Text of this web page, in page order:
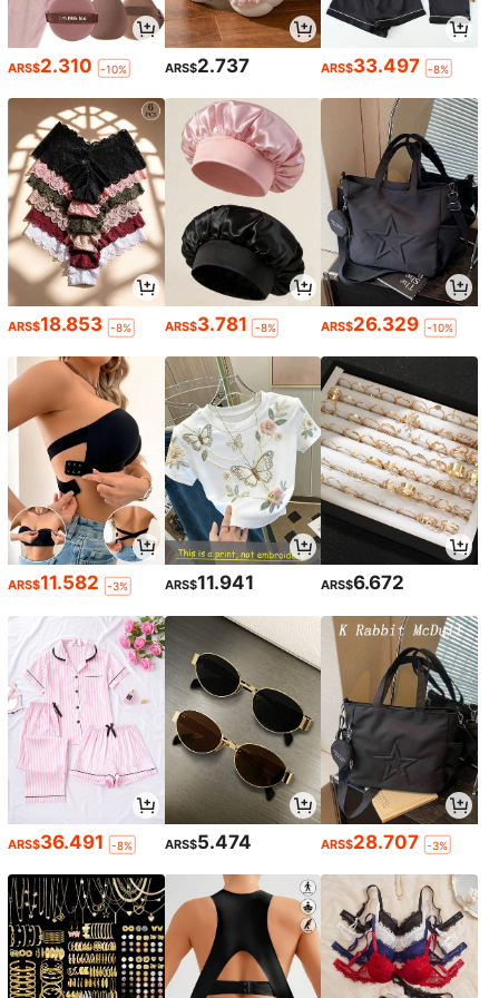
ARS$2.310 -10% ARS$2.737 ARS$33.497 -8%
ARS$18.853 -8% ARS$3.781 -8% ARS$26.329 -10%
ARS$11.582 -3% ARS$11.941 ARS$6.672
ARS$36.491 -8% ARS$5.474 ARS$28.707 -3%